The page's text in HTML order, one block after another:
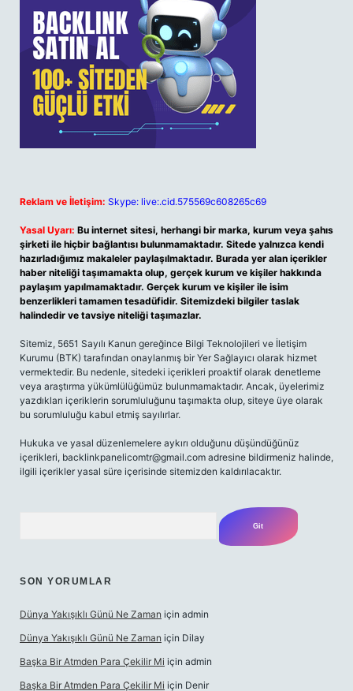
Reklam ve İletişim: Skype: live:.cid.575569c608265c69
Yasal Uyarı: Bu internet sitesi, herhangi bir marka, kurum veya şahıs
şirketi ile hiçbir bağlantısı bulunmamaktadır. Sitede yalnızca kendi
hazırladığımız makaleler paylaşılmaktadır. Burada yer alan içerikler
haber niteliği taşımamakta olup, gerçek kurum ve kişiler hakkında
paylaşım yapılmamaktadır. Gerçek kurum ve kişiler ile isim
benzerlikleri tamamen tesadüfidir. Sitemizdeki bilgiler taslak
halindedir ve tavsiye niteliği taşımazlar.
Sitemiz, 5651 Sayılı Kanun gereğince Bilgi Teknolojileri ve İletişim
Kurumu (BTK) tarafından onaylanmış bir Yer Sağlayıcı olarak hizmet
vermektedir. Bu nedenle, sitedeki içerikleri proaktif olarak denetleme
veya araştırma yükümlülüğümüz bulunmamaktadır. Ancak, üyelerimiz
yazdıkları içeriklerin sorumluluğunu taşımakta olup, siteye üye olarak
bu sorumluluğu kabul etmiş sayılırlar.
Hukuka ve yasal düzenlemelere aykırı olduğunu düşündüğünüz
içerikleri, backlinkpanelicomtr@gmail.com adresine bildirmeniz halinde,
ilgili içerikler yasal süre içerisinde sitemizden kaldırılacaktır.
SON YORUMLAR
Dünya Yakışıklı Günü Ne Zaman için admin
Dünya Yakışıklı Günü Ne Zaman için Dilay
Başka Bir Atmden Para Çekilir Mi için admin
Başka Bir Atmden Para Çekilir Mi için Denir